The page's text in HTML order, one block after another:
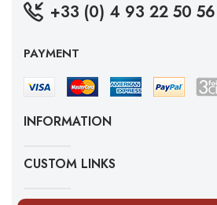
+33 (0) 4 93 22 50 56
PAYMENT
INFORMATION
CUSTOM LINKS